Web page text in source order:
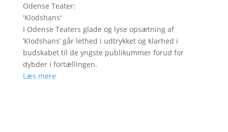
Odense Teater:
'Klodshans'
I Odense Teaters glade og lyse opsætning af
’Klodshans’ går lethed i udtrykket og klarhed i
budskabet til de yngste publikummer forud for
dybder i fortællingen.
Læs mere